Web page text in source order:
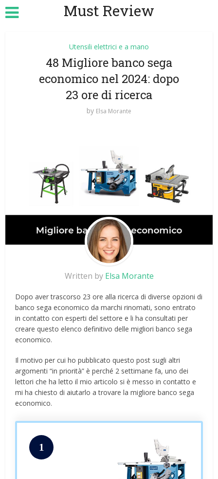
Must Review
Utensili elettrici e a mano
48 Migliore banco sega
economico nel 2024: dopo
23 ore di ricerca
by Elsa Morante
Written by Elsa Morante
Dopo aver trascorso 23 ore alla ricerca di diverse opzioni di
banco sega economico da marchi rinomati, sono entrato
in contatto con esperti del settore e li ha consultati per
creare questo elenco definitivo delle migliori banco sega
economico.
Il motivo per cui ho pubblicato questo post sugli altri
argomenti “in priorità” è perché 2 settimane fa, uno dei
lettori che ha letto il mio articolo si è messo in contatto e
mi ha chiesto di aiutarlo a trovare la migliore banco sega
economico.
1